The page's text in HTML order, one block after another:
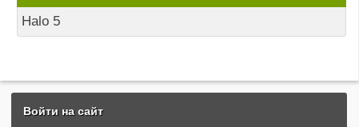
Halo 5
Войти на сайт